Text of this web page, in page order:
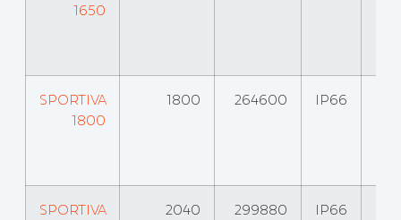
1650
SPORTIVA
1800
1800 264600 IP66
SPORTIVA
2040 299880 IP66